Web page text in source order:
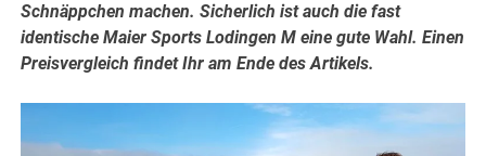
Schnäppchen machen. Sicherlich ist auch die fast
identische Maier Sports Lodingen M eine gute Wahl. Einen
Preisvergleich findet Ihr am Ende des Artikels.